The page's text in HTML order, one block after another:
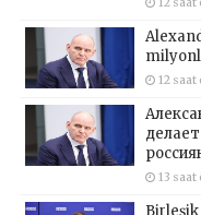
12 saat
13 saat